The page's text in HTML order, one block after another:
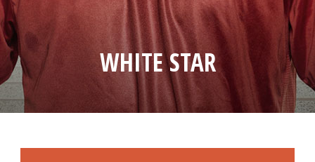
WHITE STAR